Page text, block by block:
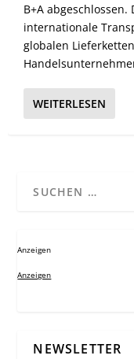
B+A
internationale
globalen
WEITERLESEN
Anzeigen
Anzeigen
NEWSLETTER